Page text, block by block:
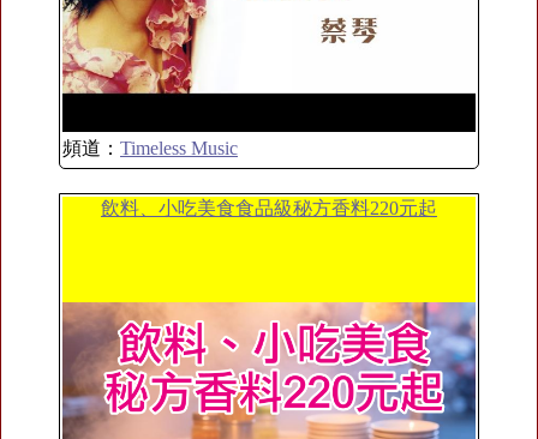
頻道： Timeless Music
飲料、小吃美食食品級秘方香料220元起